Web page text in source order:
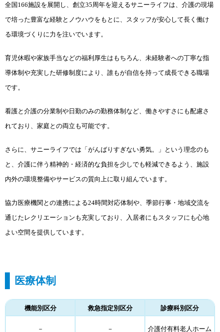
全国166施設を展開し、創立35周年を迎えるサニーライフは、介護の現場
で培った豊富な経験とノウハウをもとに、スタッフが安心して長く働け
る環境づくりに力を注いでいます。
育児休暇や家族手当などの福利厚生はもちろん、未経験者への丁寧な指
導体制や充実した研修制度により、誰もが自信を持って成長できる職場
です。
看護と介護の分業制や日勤のみの勤務体制など、働きやすさにも配慮さ
れており、家庭との両立も可能です。
さらに、サニーライフでは「がんばりすぎない勇気。」という理念のも
と、介護に伴う精神的・経済的な負担を少しでも軽減できるよう、施設
内外の環境整備やサービスの質向上に取り組んでいます。
協力医療機関との連携による24時間対応体制や、季節行事・地域交流を
通じたレクリエーションも充実しており、入居者にもスタッフにも心地
よい空間を提供しています。
医療体制
機能別区分 救急指定別区分 診療科別区分
－ － 介護付有料老人ホーム